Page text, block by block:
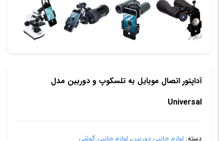
آداپتور اتصال موبایل به تلسکوپ و دوربین مدل
Universal
دسته: لوازم جانبی دوربین, لوازم جانبی گوشی